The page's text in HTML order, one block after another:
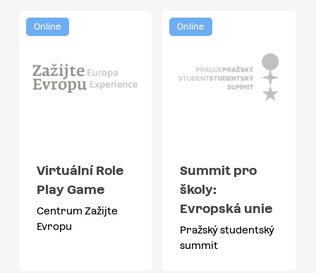
Online
Virtuální Role
Play Game
Centrum Zažijte
Evropu
Online
Summit pro
školy:
Evropská unie
Pražský studentský
summit